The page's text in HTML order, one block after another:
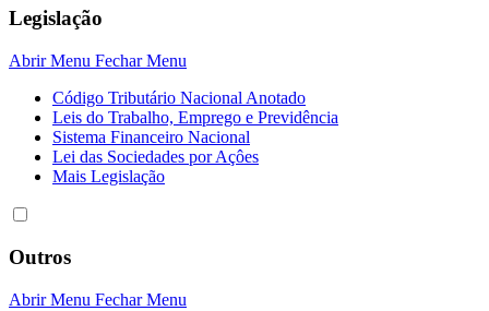
Legislação
Abrir Menu Fechar Menu
Código Tributário Nacional Anotado
Leis do Trabalho, Emprego e Previdência
Sistema Financeiro Nacional
Lei das Sociedades por Açôes
Mais Legislação
Outros
Abrir Menu Fechar Menu